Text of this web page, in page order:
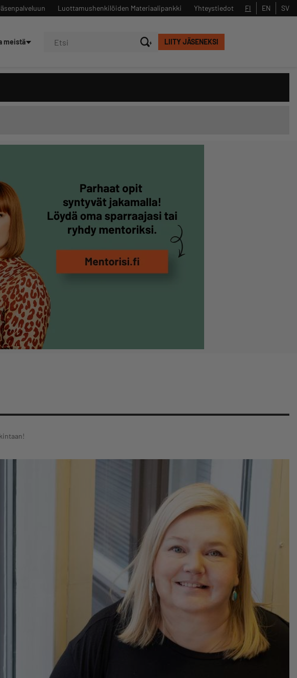
Yhteystiedot
Luottamushenkilöiden Materiaalipankki FI EN SV
LIITY JÄSENEKSI
meistä Sulje